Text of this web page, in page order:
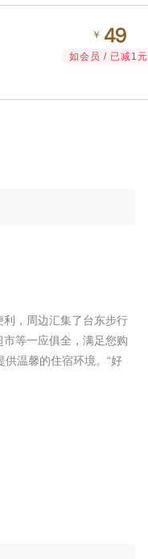
￥ 
如会员 / 已减1元
，周边汇集了台东步行
等一应俱全，满足您购
温馨的住宿环境。“好